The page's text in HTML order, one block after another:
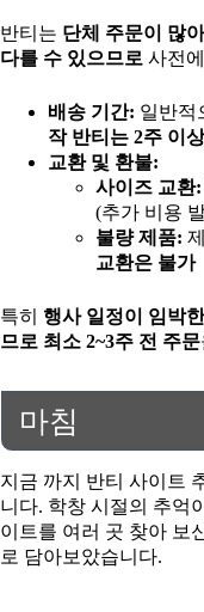
반티는 단체 주문이 많아
다를 수 있으므로 사전에
배송 기간: 일반적
작 반티는 2주 이
교환 및 환불:
사이즈 교환:
(추가 비용
불량 제품:
교환은 불가
특히 행사 일정이 임박
므로 최소 2~3주 전 주문
마침
지금 까지 반티 사이트
니다. 학창 시절의 추억
이트를 여러 곳 찾아 보
로 담아보았습니다.